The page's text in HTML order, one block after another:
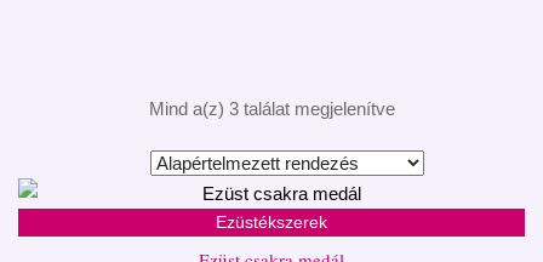
Mind a(z) 3 találat megjelenítve
Ezüstékszerek